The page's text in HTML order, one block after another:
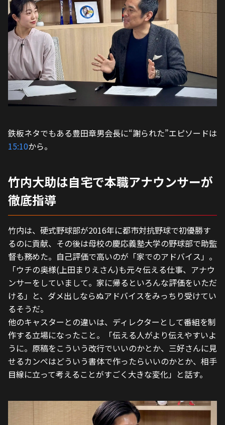
鉄板ネタでもある豊田章男会長に“謝られた”エピソードは
15:10から。
竹内大助は自宅で本職アナウンサーが
徹底指導
竹内は、硬式野球部が2016年に都市対抗野球で初優勝す
るのに貢献、その後は母校の慶応義塾大学の野球部で助監
督も務めた。自己評価で高いのが「家でのアドバイス」。
「ウチの奥様(上田まりえさん)も元々伝える仕事、アナウ
ンサーをしていまして。家に帰るといろんな評価をいただ
ける」と、ダメ出しならぬアドバイスをみっちり受けてい
るそうだ。
他のキャスターとの違いは、ディレクターとして番組を制
作する立場になったこと。「伝える人がより伝えやすいよ
うに。原稿をこういう改行でいいのかとか、三好さんに見
せるカンペはどういう書体で作ったらいいのかとか、相手
目線に立って考えることがすごく大きな変化」と話す。